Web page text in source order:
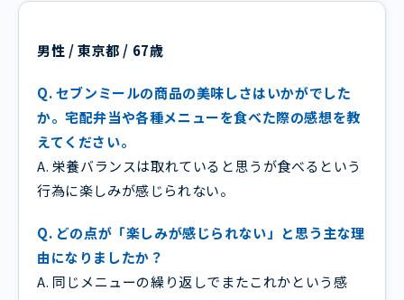
男性 / 東京都 / 67歳
Q. セブンミールの商品の美味しさはいかがでした
か。宅配弁当や各種メニューを食べた際の感想を教
えてください。
A. 栄養バランスは取れていると思うが食べるという
行為に楽しみが感じられない。
Q. どの点が「楽しみが感じられない」と思う主な理
由になりましたか？
A. 同じメニューの繰り返しでまたこれかという感